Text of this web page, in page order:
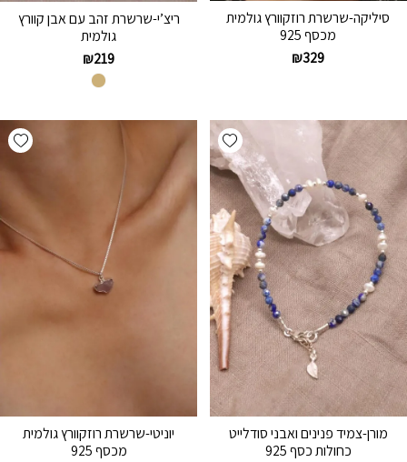
סיליקה-שרשרת רוזקוורץ גולמית
מכסף 925
₪329
ריצ’י-שרשרת זהב עם אבן קוורץ
גולמית
₪219
Add wishlist
מורן-צמיד פנינים ואבני סודלייט
כחולות כסף 925
יוניטי-שרשרת רוזקוורץ גולמית
מכסף 925